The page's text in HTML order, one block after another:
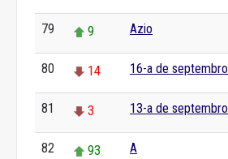
79 9 Azio
80 14 16-a de septembro
81 3 13-a de septembro
82 93 A